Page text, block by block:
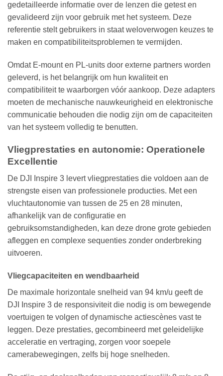
gedetailleerde informatie over de lenzen die getest en
gevalideerd zijn voor gebruik met het systeem. Deze
referentie stelt gebruikers in staat weloverwogen keuzes te
maken en compatibiliteitsproblemen te vermijden.
Omdat E-mount en PL-units door externe partners worden
geleverd, is het belangrijk om hun kwaliteit en
compatibiliteit te waarborgen vóór aankoop. Deze adapters
moeten de mechanische nauwkeurigheid en elektronische
communicatie behouden die nodig zijn om de capaciteiten
van het systeem volledig te benutten.
Vliegprestaties en autonomie: Operationele
Excellentie
De DJI Inspire 3 levert vliegprestaties die voldoen aan de
strengste eisen van professionele producties. Met een
vluchtautonomie van tussen de 25 en 28 minuten,
afhankelijk van de configuratie en
gebruiksomstandigheden, kan deze drone grote gebieden
afleggen en complexe sequenties zonder onderbreking
uitvoeren.
Vliegcapaciteiten en wendbaarheid
De maximale horizontale snelheid van 94 km/u geeft de
DJI Inspire 3 de responsiviteit die nodig is om bewegende
voertuigen te volgen of dynamische actiescènes vast te
leggen. Deze prestaties, gecombineerd met geleidelijke
acceleratie en vertraging, zorgen voor soepele
camerabewegingen, zelfs bij hoge snelheden.